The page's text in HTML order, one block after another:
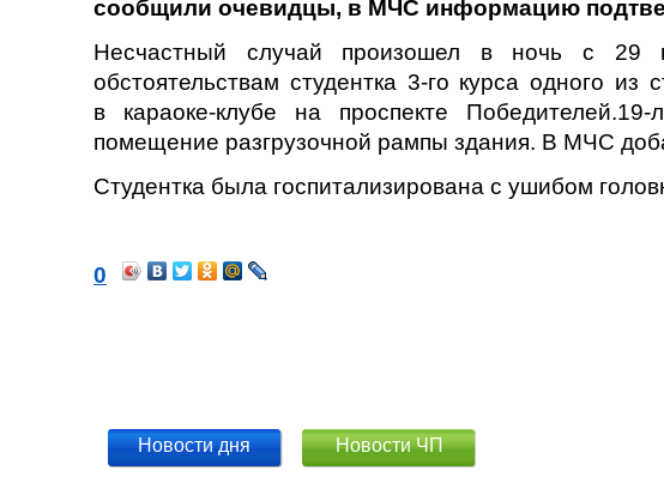
сообщили очевидцы, в МЧС информацию
Несчастный случай произошел в ночь с
обстоятельствам студентка 3-го курса одного
в караоке-клубе на проспекте
помещение разгрузочной рампы здания. В МЧС
Студентка была госпитализирована с ушибом
0
Новости дня Новости ЧП